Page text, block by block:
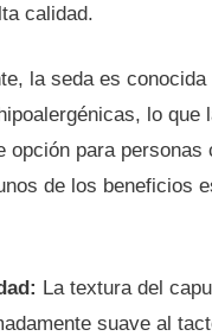
calidad.
la seda es conocida
lo que
opción para personas
de los beneficios
La textura del
suave al